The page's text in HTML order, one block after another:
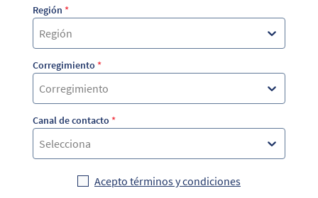
Región *
Región
Corregimiento *
Corregimiento
Canal de contacto *
Selecciona
Acepto términos y condiciones